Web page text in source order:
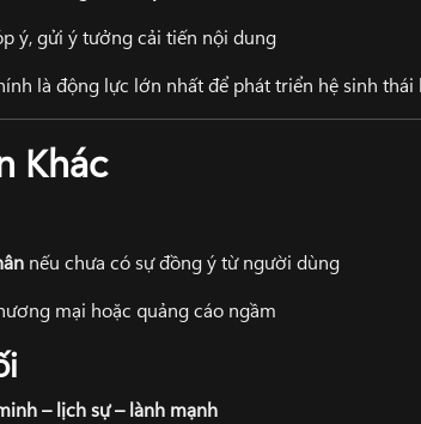
ý, gửi ý tưởng cải tiến nội dung
là động lực lớn nhất để phát triển hệ sinh thái
Khác
nếu chưa có sự đồng ý từ người dùng
mại hoặc quảng cáo ngầm
– lịch sự – lành mạnh